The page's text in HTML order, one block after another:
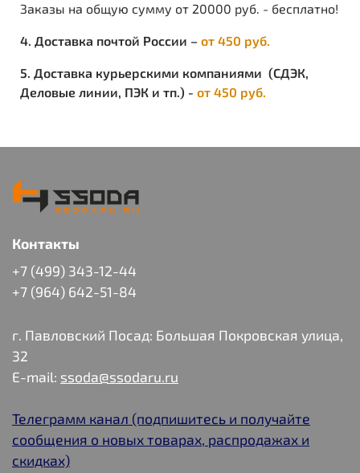
Заказы на общую сумму от 20000 руб. - бесплатно!
4. Доставка почтой России – от 450 руб.
5. Доставка курьерскими компаниями (СДЭК,
Деловые линии, ПЭК и тп.) - от 450 руб.
Контакты
+7 (499) 343-12-44
+7 (964) 642-51-84
г. Павловский Посад: Большая Покровская улица,
32
E-mail: ssoda@ssodaru.ru
Телеграмм канал (подпишитесь и получайте
сообщения о новых товарах, распродажах и
скидках)